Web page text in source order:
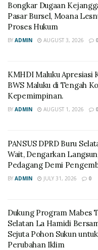
Bongkar Dugaan
Pasar Bursel, Moana
Proses Hukum
BY ADMIN AUGUST 3, 2026 0
KMHDI Maluku Apresiasi
BWS Maluku di Tengah
Kepemimpinan.
BY ADMIN AUGUST 1, 2026 0
PANSUS DPRD Buru
Wait, Dengarkan
Pedagang Demi
BY ADMIN JULY 31, 2026 0
Dukung Program Mabes
Selatan La Hamidi
Sejuta Pohon Sukun
Perubahan Iklim